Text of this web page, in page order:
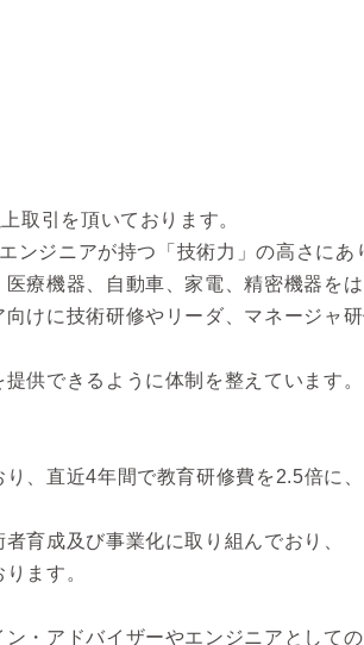
取引を頂いております。
ジニアが持つ「技術力」の高さにあ
療機器、自動車、家電、精密機器を
けに技術研修やリーダ、マネージャ
供できるように体制を整えています。
、直近4年間で教育研修費を2.5倍に、
育成及び事業化に取り組んでおり、
ます。
・アドバイザーやエンジニアとして